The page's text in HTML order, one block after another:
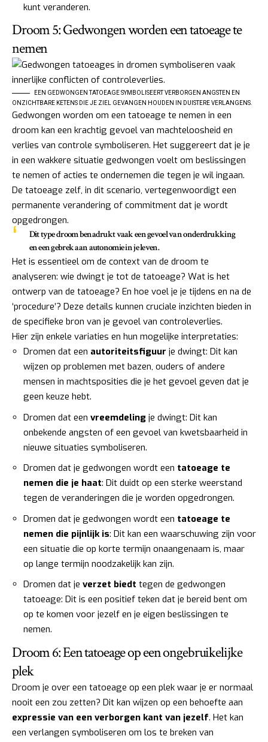
kunt veranderen.
Droom 5: Gedwongen worden een tatoeage te
nemen
EEN GEDWONGEN TATOEAGE SYMBOLISEERT VERBORGEN ANGSTEN EN
ONZICHTBARE KETENS DIE JE ZIEL GEVANGEN HOUDEN IN DUISTERE VERLANGENS.
Gedwongen worden om een tatoeage te nemen in een
droom kan een krachtig gevoel van machteloosheid en
verlies van controle symboliseren. Het suggereert dat je je
in een wakkere situatie gedwongen voelt om beslissingen
te nemen of acties te ondernemen die tegen je wil ingaan.
De tatoeage zelf, in dit scenario, vertegenwoordigt een
permanente verandering of commitment dat je wordt
opgedrongen.
Dit type droom benadrukt vaak een gevoel vanonderdrukking
en een gebrek aan autonomie in je leven.
Het is essentieel om de context van de droom te
analyseren: wie dwingt je tot de tatoeage? Wat is het
ontwerp van de tatoeage? En hoe voel je je tijdens en na de
‘procedure’? Deze details kunnen cruciale inzichten bieden in
de specifieke bron van je gevoel van controleverlies.
Hier zijn enkele variaties en hun mogelijke interpretaties:
Dromen dat een autoriteitsfiguur je dwingt: Dit kan
wijzen op problemen met bazen, ouders of andere
mensen in machtsposities die je het gevoel geven dat je
geen keuze hebt.
Dromen dat een vreemdeling je dwingt: Dit kan
onbekende angsten of een gevoel van kwetsbaarheid in
nieuwe situaties symboliseren.
Dromen dat je gedwongen wordt een tatoeage te
nemen die je haat: Dit duidt op een sterke weerstand
tegen de veranderingen die je worden opgedrongen.
Dromen dat je gedwongen wordt een tatoeage te
nemen die pijnlijk is: Dit kan een waarschuwing zijn voor
een situatie die op korte termijn onaangenaam is, maar
op lange termijn noodzakelijk kan zijn.
Dromen dat je verzet biedt tegen de gedwongen
tatoeage: Dit is een positief teken dat je bereid bent om
op te komen voor jezelf en je eigen beslissingen te
nemen.
Droom 6: Een tatoeage op een ongebruikelijke
plek
Droom je over een tatoeage op een plek waar je er normaal
nooit een zou zetten? Dit kan wijzen op een behoefte aan
expressie van een verborgen kant van jezelf. Het kan
een verlangen symboliseren om los te breken van